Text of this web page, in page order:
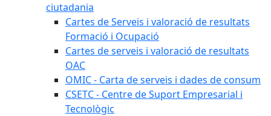
ciutadania
Cartes de Serveis i valoració de resultats
Formació i Ocupació
Cartes de serveis i valoració de resultats
OAC
OMIC - Carta de serveis i dades de consum
CSETC - Centre de Suport Empresarial i
Tecnològic